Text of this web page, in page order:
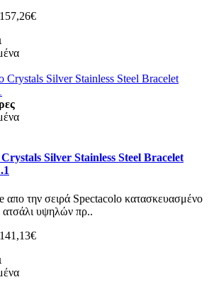
Silver Stainless Steel Bracelet
απο την σειρά Spectacolo κατασκευασμένο
ατσάλι υψηλών πρ..